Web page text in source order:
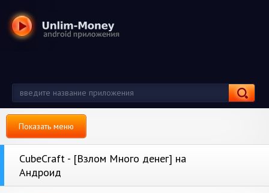
Показать меню
CubeCraft - [Взлом Много денег] на
Андроид